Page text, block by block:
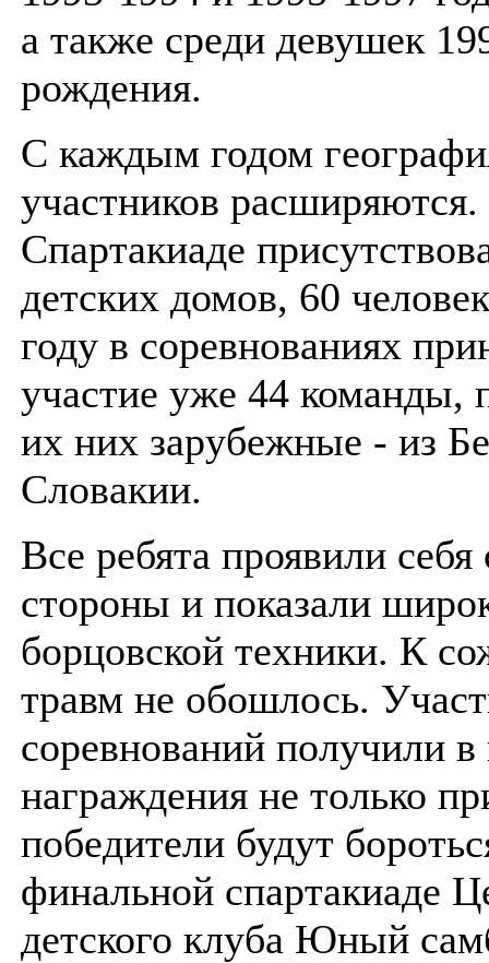
а также среди девушек
рождения.
С каждым годом
участников
Спартакиаде
детских домов, 60
году в соревнованиях
участие уже 44 команды,
их них зарубежные - из
Словакии.
Все ребята проявили
стороны и показали
борцовской техники. К
травм не обошлось.
соревнований получили в
награждения не только
победители будут
финальной спартакиаде
детского клуба Юный